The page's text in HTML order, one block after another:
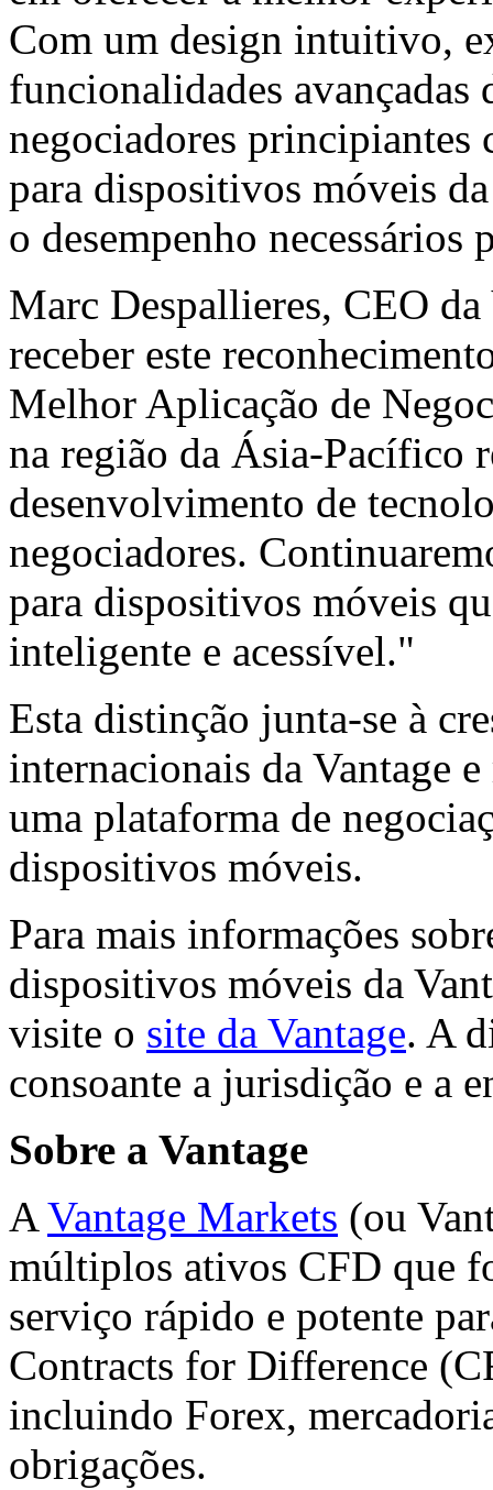
Com um design intuitivo,
funcionalidades avançadas
negociadores principiantes
para dispositivos móveis
o desempenho
Marc Despallieres, CEO
receber este
Melhor Aplicação de
na região da Ásia-Pacífico
desenvolvimento de
negociadores.
para dispositivos móveis
inteligente e acessível."
Esta distinção junta-se à
internacionais da Vantage
uma plataforma de
dispositivos móveis.
Para mais informações
dispositivos móveis da
visite o site da Vantage. A
consoante a jurisdição e a
Sobre a Vantage
AVantage Markets (ou
múltiplos ativos CFD que
serviço rápido e potente
Contracts for Difference
incluindo Forex,
obrigações.